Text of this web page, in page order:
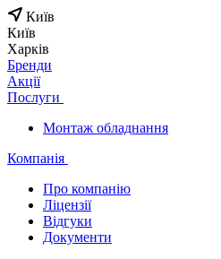
Київ
Київ
Харків
Бренди
Акції
Послуги
Монтаж обладнання
Компанія
Про компанію
Ліцензії
Відгуки
Документи